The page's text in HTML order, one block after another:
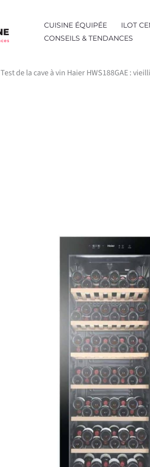
CUISINE ÉQUIPÉE ILOT
CONSEILS & TENDANCES
Test de la cave à vin Haier HWS188GAE :